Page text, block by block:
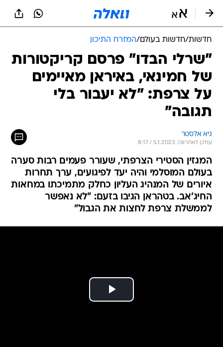
חדשות/חדשות בעולם/המזרח התיכון
"שרלי הבדו" פרסם קריקטורות
של חמינאי, באיראן מאיימים
על צרפת: "לא יעבור בלי
תגובה"
גיא אלסטר
עודכן לאחרונה: 5.1.2023 / 8:17
המגזין הסטירי הצרפתי, שעורר פעמים רבות סערה
בעולם המוסלמי והיה יעד לפיגועים, ערך תחרות
איורים של המנהיג העליון כחלק מתמיכתו במחאות
החיג'אב. בטהראן הגיבו בזעם: "לא נאפשר
לממשלת צרפת לחצות את הגבול"